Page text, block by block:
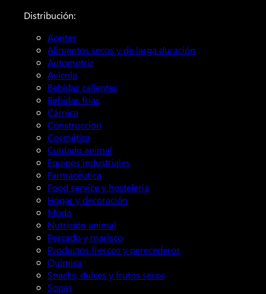
Distribución:
Aceites
Alimentos secos y de larga duración
Automotriz
Avícola
Bebidas calientes
Bebidas frías
Cárnica
Construcción
Cosmética
Cuidado animal
Equipos industriales
Farmacéutica
Food service y hostelería
Hogar y decoración
Moda
Nutrición animal
Pescado y marisco
Productos frescos y perecederos
Química
Snacks, dulces y frutos secos
Sopas